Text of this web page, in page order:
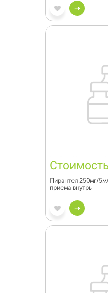
Пирантел 250мг/
приема внутрь